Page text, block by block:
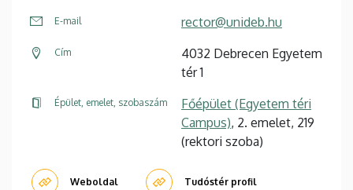
E-mail rector@unideb.hu
Cím
4032 Debrecen Egyetem
tér 1
Épület, emelet, szobaszám
Főépület (Egyetem téri
Campus), 2. emelet, 219
(rektori szoba)
Weboldal Tudóstér profil